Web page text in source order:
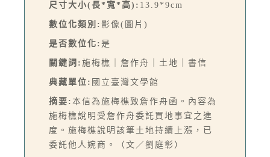
尺寸大小(長*寬*高): 13.9*9cm
數位化類別: 影像(圖片)
是否數位化: 是
關鍵詞: 施梅樵｜詹作舟｜土地｜書信
典藏單位: 國立臺灣文學館
摘要: 本信為施梅樵致詹作舟函。內容為
施梅樵說明受詹作舟委託買地事宜之進
度。施梅樵說明該筆土地持續上漲，已
委託他人婉商。（文／劉庭彰）